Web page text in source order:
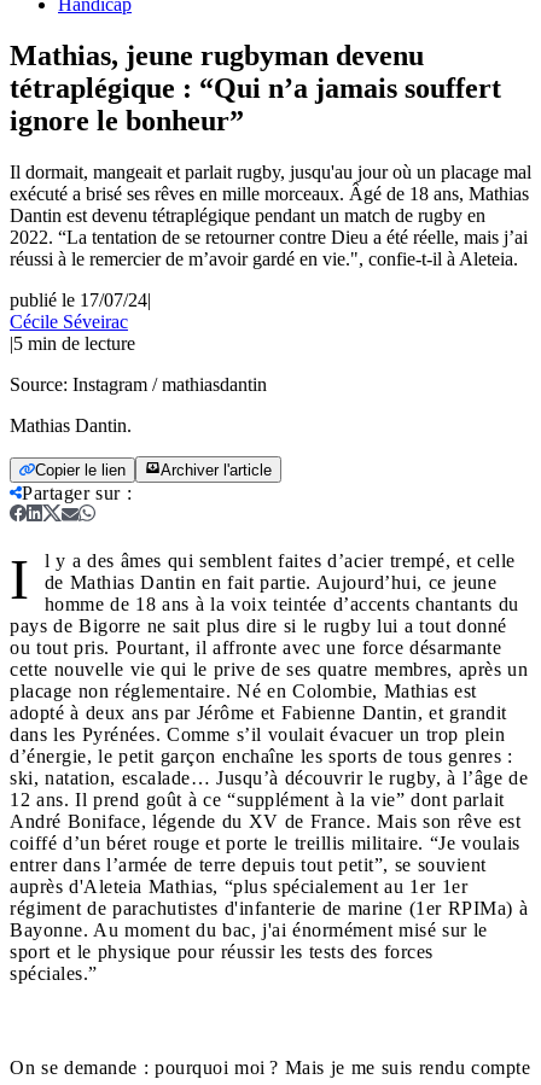
Handicap
Mathias, jeune rugbyman devenu
tétraplégique : “Qui n’a jamais souffert
ignore le bonheur”
Il dormait, mangeait et parlait rugby, jusqu'au jour où un placage mal
exécuté a brisé ses rêves en mille morceaux. Âgé de 18 ans, Mathias
Dantin est devenu tétraplégique pendant un match de rugby en
2022. “La tentation de se retourner contre Dieu a été réelle, mais j’ai
réussi à le remercier de m’avoir gardé en vie.", confie-t-il à Aleteia.
publié le 17/07/24|
Cécile Séveirac
|5 min de lecture
Source: Instagram / mathiasdantin
Mathias Dantin.
Copier le lien Archiver l'article
Partager sur:
I
l y a des âmes qui semblent faites d’acier trempé, et celle
de Mathias Dantin en fait partie. Aujourd’hui, ce jeune
homme de 18 ans à la voix teintée d’accents chantants du
pays de Bigorre ne sait plus dire si le rugby lui a tout donné
ou tout pris. Pourtant, il affronte avec une force désarmante
cette nouvelle vie qui le prive de ses quatre membres, après un
placage non réglementaire. Né en Colombie, Mathias est
adopté à deux ans par Jérôme et Fabienne Dantin, et grandit
dans les Pyrénées. Comme s’il voulait évacuer un trop plein
d’énergie, le petit garçon enchaîne les sports de tous genres :
ski, natation, escalade… Jusqu’à découvrir le rugby, à l’âge de
12 ans. Il prend goût à ce “supplément à la vie” dont parlait
André Boniface, légende du XV de France. Mais son rêve est
coiffé d’un béret rouge et porte le treillis militaire. “Je voulais
entrer dans l’armée de terre depuis tout petit”, se souvient
auprès d'Aleteia Mathias, “plus spécialement au 1er 1er
régiment de parachutistes d'infanterie de marine (1er RPIMa) à
Bayonne. Au moment du bac, j'ai énormément misé sur le
sport et le physique pour réussir les tests des forces
spéciales.”
On se demande : pourquoi moi ? Mais je me suis rendu compte